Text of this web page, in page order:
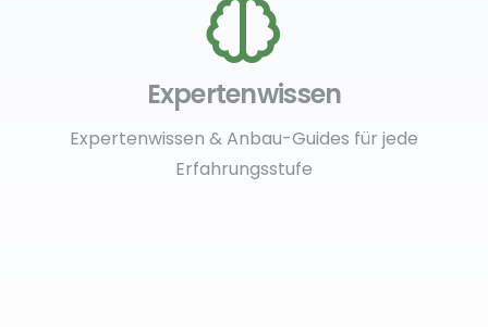
Expertenwissen
Expertenwissen & Anbau-Guides für jede
Erfahrungsstufe